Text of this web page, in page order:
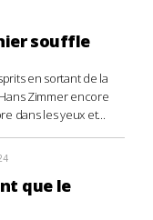
souffle
en sortant de la
Zimmer encore
dans les yeux et...
que le